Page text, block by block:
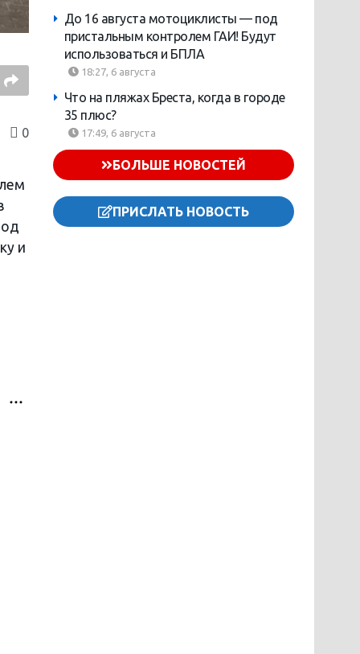
0
и
До 16 августа мотоциклисты — под
пристальным контролем ГАИ! Будут
использоваться и БПЛА
18:27, 6 августа
Что на пляжах Бреста, когда в городе
35 плюс?
17:49, 6 августа
БОЛЬШЕ НОВОСТЕЙ
ПРИСЛАТЬ НОВОСТЬ